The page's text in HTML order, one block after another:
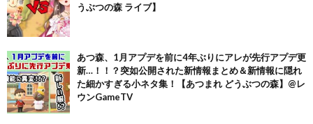
うぶつの森 ライブ】
あつ森、1月アプデを前に4年ぶりにアレが先行アプデ更
新…！！？突如公開された新情報まとめ＆新情報に隠れ
た細かすぎる小ネタ集！【あつまれ どうぶつの森】@レ
ウンGameTV